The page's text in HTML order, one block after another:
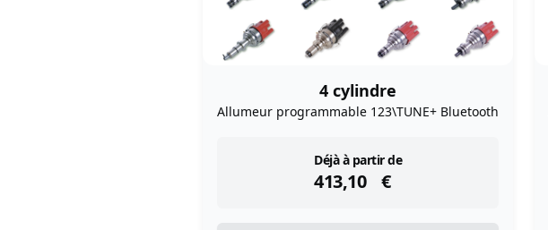
4 cylindre
Allumeur programmable 123\TUNE+ Bluetooth
Déjà à partir de
413,10 €
instock